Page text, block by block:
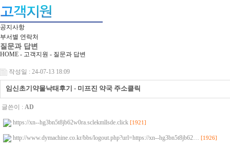
공지사항
부서별 연락처
질문과 답변
HOME - 고객지원 - 질문과 답변
작성일 : 24-07-13 18:09
임신초기약물낙태후기 - 미프진 약국 주소클릭
글쓴이 : AD
https://xn--hg3bn5t8jb62w0ra.sclekmllsde.click [1921]
http://www.dymachine.co.kr/bbs/logout.php?url=https://xn--hg3bn5t8jb62… [1926]